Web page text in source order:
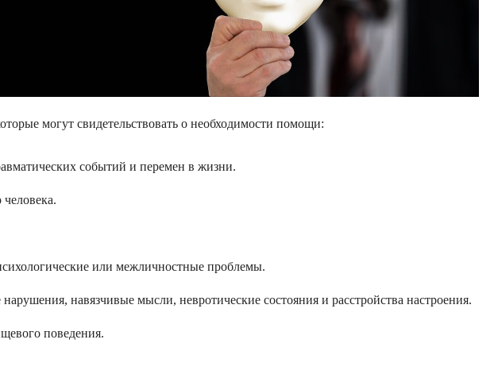
могут свидетельствовать о необходимости помощи:
событий и перемен в жизни.
человека.
или межличностные проблемы.
навязчивые мысли, невротические состояния и расстройства настроения.
поведения.